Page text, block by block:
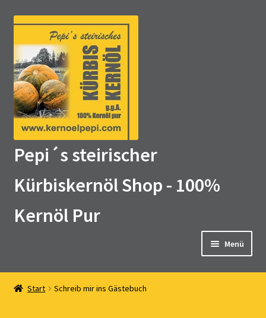
Zur
Navigation
springen
Zum
springen
Pepi´s steirischer
Kürbiskernöl Shop - 100%
Kernöl Pur
Menü
Home
Start Schreib mir ins Gästebuch